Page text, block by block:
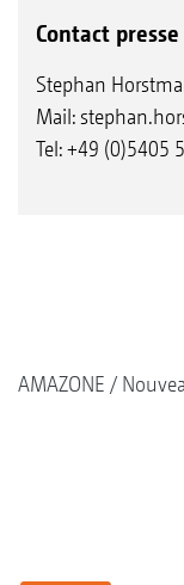
Contact presse
Stephan
Mail:
Tel: +49 (0)5405
AMAZONE